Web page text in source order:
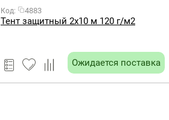
Код: 4883
Тент защитный 2х10 м 120 г/м2
Ожидается поставка